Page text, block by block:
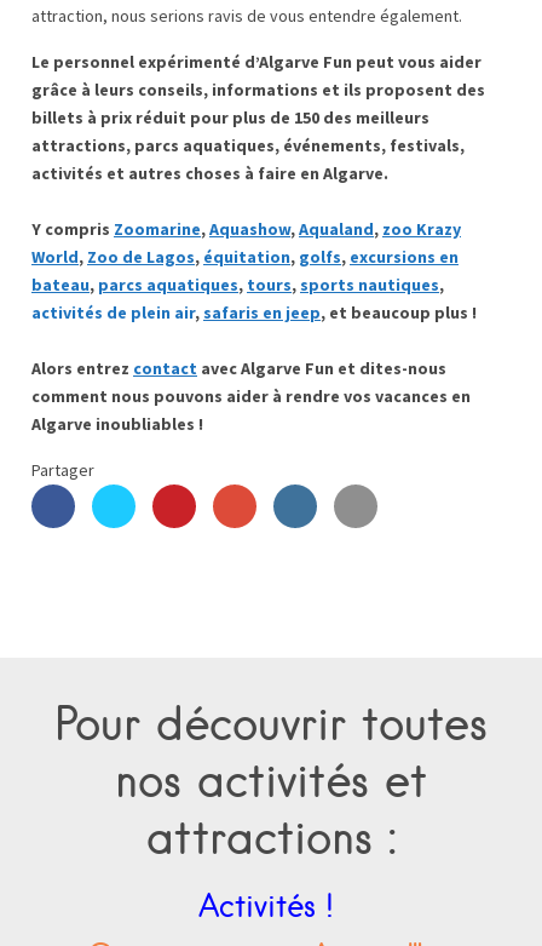
attraction, nous serions ravis de vous entendre également.
Le personnel expérimenté d’Algarve Fun peut vous aider
grâce à leurs conseils, informations et ils proposent des
billets à prix réduit pour plus de 150 des meilleurs
attractions, parcs aquatiques, événements, festivals,
activités et autres choses à faire en Algarve.
Y compris Zoomarine,Aquashow,Aqualand, zoo Krazy
World, Zoo de Lagos, équitation, golfs, excursions en
bateau, parcs aquatiques, tours, sports nautiques,
activités de plein air, safaris en jeep, et beaucoup plus !
Alors entrez contact avec Algarve Fun et dites-nous
comment nous pouvons aider à rendre vos vacances en
Algarve inoubliables !
Partager
Pour découvrir toutes
nos activités et
attractions :
Activités !